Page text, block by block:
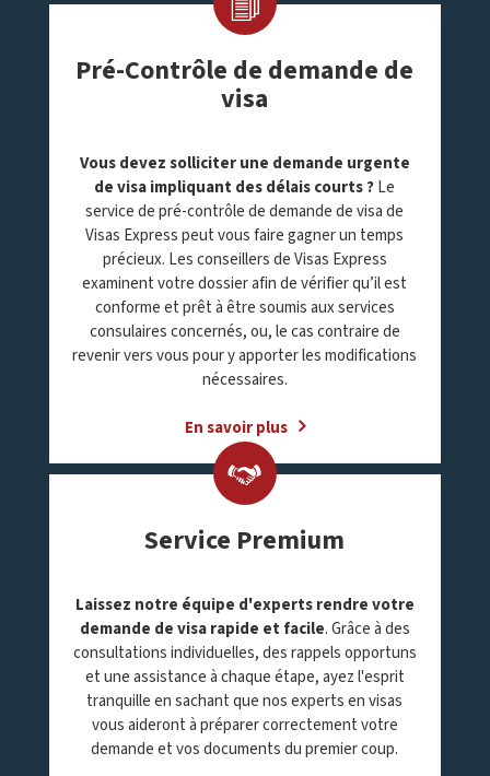
Pré-Contrôle de demande de
visa
Vous devez solliciter une demande urgente
de visa impliquant des délais courts ?Le
service de pré-contrôle de demande de visa de
Visas Express peut vous faire gagner un temps
précieux. Les conseillers de Visas Express
examinent votre dossier afin de vérifier qu’il est
conforme et prêt à être soumis aux services
consulaires concernés, ou, le cas contraire de
revenir vers vous pour y apporter les modifications
nécessaires.
En savoir plus
Service Premium
Laissez notre équipe d'experts rendre votre
demande de visa rapide et facile. Grâce à des
consultations individuelles, des rappels opportuns
et une assistance à chaque étape, ayez l'esprit
tranquille en sachant que nos experts en visas
vous aideront à préparer correctement votre
demande et vos documents du premier coup.